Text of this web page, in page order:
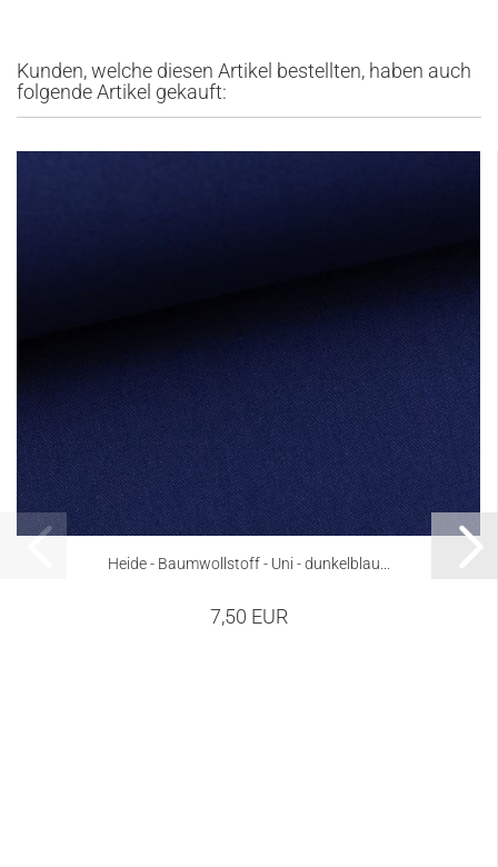
Kunden, welche diesen Artikel bestellten, haben auch
folgende Artikel gekauft:
Heide - Baumwollstoff - Uni - dunkelblau...
7,50 EUR